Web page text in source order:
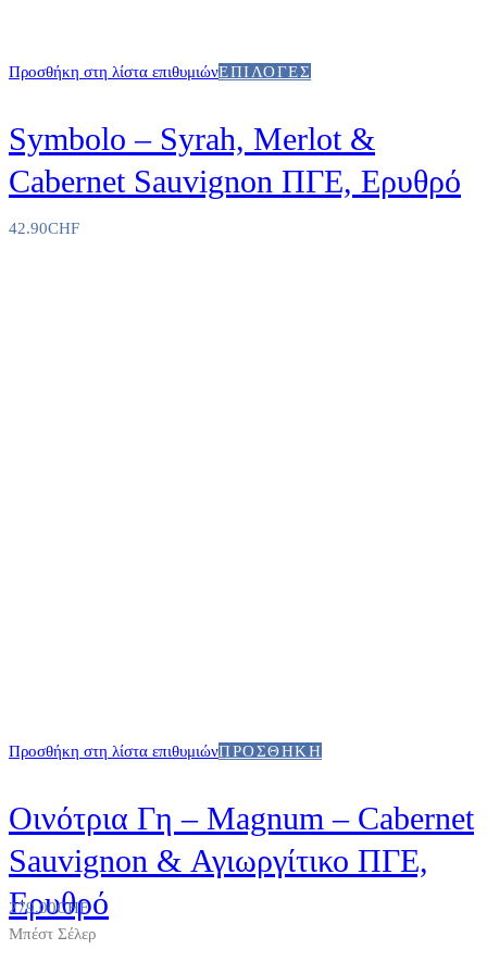
Προσθήκη στη λίστα επιθυμιώνΕΠΙΛΟΓΈΣ
Symbolo – Syrah, Merlot &
Cabernet Sauvignon ΠΓΕ, Ερυθρό
42.90CHF
Προσθήκη στη λίστα επιθυμιώνΠΡΟΣΘΉΚΗ
Οινότρια Γη – Magnum – Cabernet
Sauvignon & Αγιωργίτικο ΠΓΕ,
Ερυθρό
279.00CHF
Μπέστ Σέλερ